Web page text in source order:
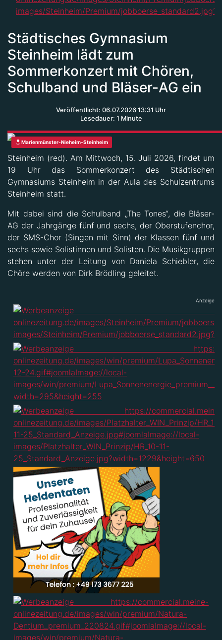
Steinheim lädt zum
Sommerkonzert mit Chören,
Schulband und Bläser-AG ein
Lesedauer: 1 Minute
Marienmünster-Nieheim-Steinheim
Steinheim (red). Am Mittwoch, 15. Juli 2026, findet um
19 Uhr das Sommerkonzert des Städtischen
Gymnasiums Steinheim in der Aula des Schulzentrums
Steinheim statt.
AG der Jahrgänge fünf und sechs, der Oberstufenchor,
der SMS-Chor (Singen mit Sinn) der Klassen fünf und
sechs sowie Solistinnen und Solisten. Die Musikgruppen
stehen unter der Leitung von Daniela Schiebler, die
Chöre werden von Dirk Brödling geleitet.